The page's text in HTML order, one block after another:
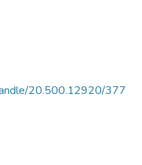
20.500.12920/377